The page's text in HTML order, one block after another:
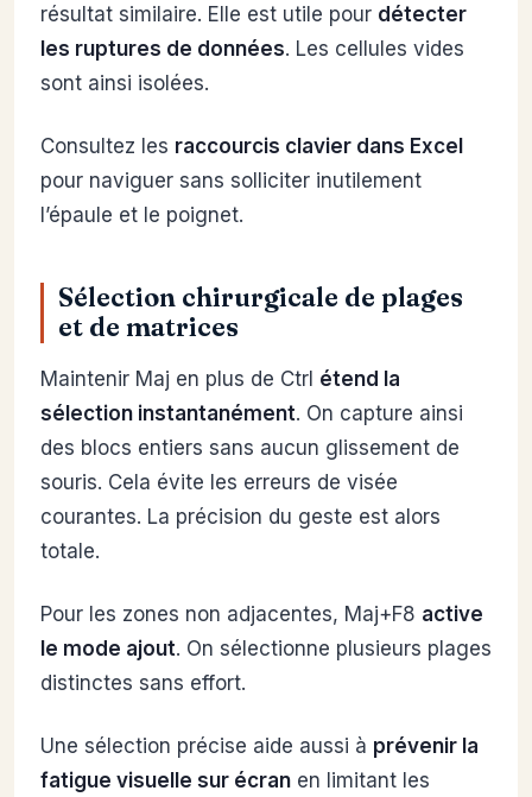
résultat similaire. Elle est utile pour détecter
les ruptures de données. Les cellules vides
sont ainsi isolées.
Consultez les raccourcis clavier dans Excel
pour naviguer sans solliciter inutilement
l’épaule et le poignet.
Sélection chirurgicale de plages
et de matrices
Maintenir Maj en plus de Ctrl étend la
sélection instantanément. On capture ainsi
des blocs entiers sans aucun glissement de
souris. Cela évite les erreurs de visée
courantes. La précision du geste est alors
totale.
Pour les zones non adjacentes, Maj+F8 active
le mode ajout. On sélectionne plusieurs plages
distinctes sans effort.
Une sélection précise aide aussi à prévenir la
fatigue visuelle sur écran en limitant les